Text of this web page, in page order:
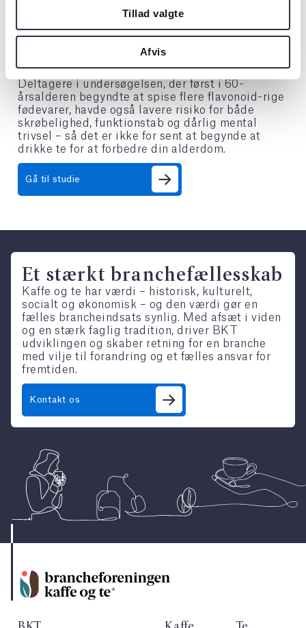
Tillad valgte
Afvis
Mænd havde færre fordele, men også de
oplevede en mærkbar forbedring i det mentale
helbred.
Deltagere i undersøgelsen, der først i 60-
årsalderen begyndte at spise flere flavonoid-rige
fødevarer, havde også lavere risiko for både
skrøbelighed, funktionstab og dårlig mental
trivsel – så det er ikke for sent at begynde at
drikke te for at forbedre din alderdom.
Gå til studie
Et stærkt branchefællesskab
Kaffe og te har værdi – historisk, kulturelt,
socialt og økonomisk – og den værdi gør en
fælles brancheindsats synlig. Med afsæt i viden
og en stærk faglig tradition, driver BKT
udviklingen og skaber retning for en branche
med vilje til forandring og et fælles ansvar for
fremtiden.
Kontakt os